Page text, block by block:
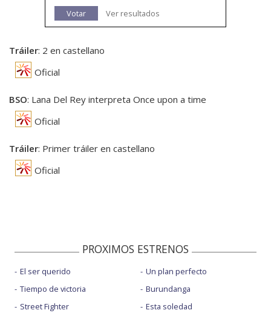
Votar
Ver resultados
Tráiler: 2 en castellano
Oficial
BSO: Lana Del Rey interpreta Once upon a time
Oficial
Tráiler: Primer tráiler en castellano
Oficial
PROXIMOS ESTRENOS
El ser querido
Tiempo de victoria
Street Fighter
Un plan perfecto
Burundanga
Esta soledad